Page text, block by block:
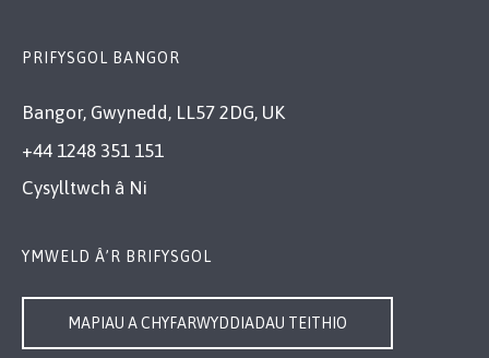
PRIFYSGOL BANGOR
Bangor, Gwynedd, LL57 2DG, UK
+44 1248 351 151
Cysylltwch â Ni
YMWELD Â’R BRIFYSGOL
MAPIAU A CHYFARWYDDIADAU TEITHIO